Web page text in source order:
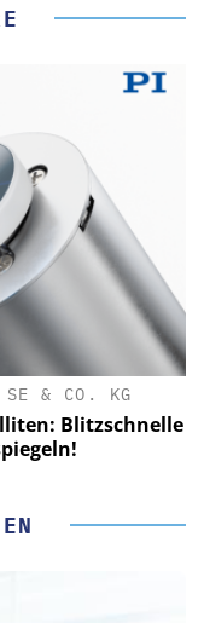
SE & CO. KG
Blitzschnelle